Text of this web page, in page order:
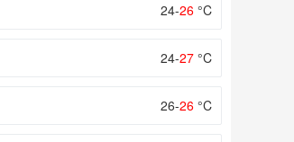
24-26 °C
24-27 °C
26-26 °C